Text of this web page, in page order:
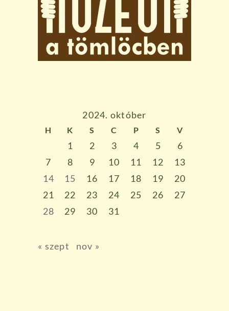
2024. október
H K S C P S V
1 2 3 4 5
6
7
8 9 10 11 12
13
14
15 16 17 18 19
20
21
22 23 24 25 26
27
28
29 30 31
« szept nov »